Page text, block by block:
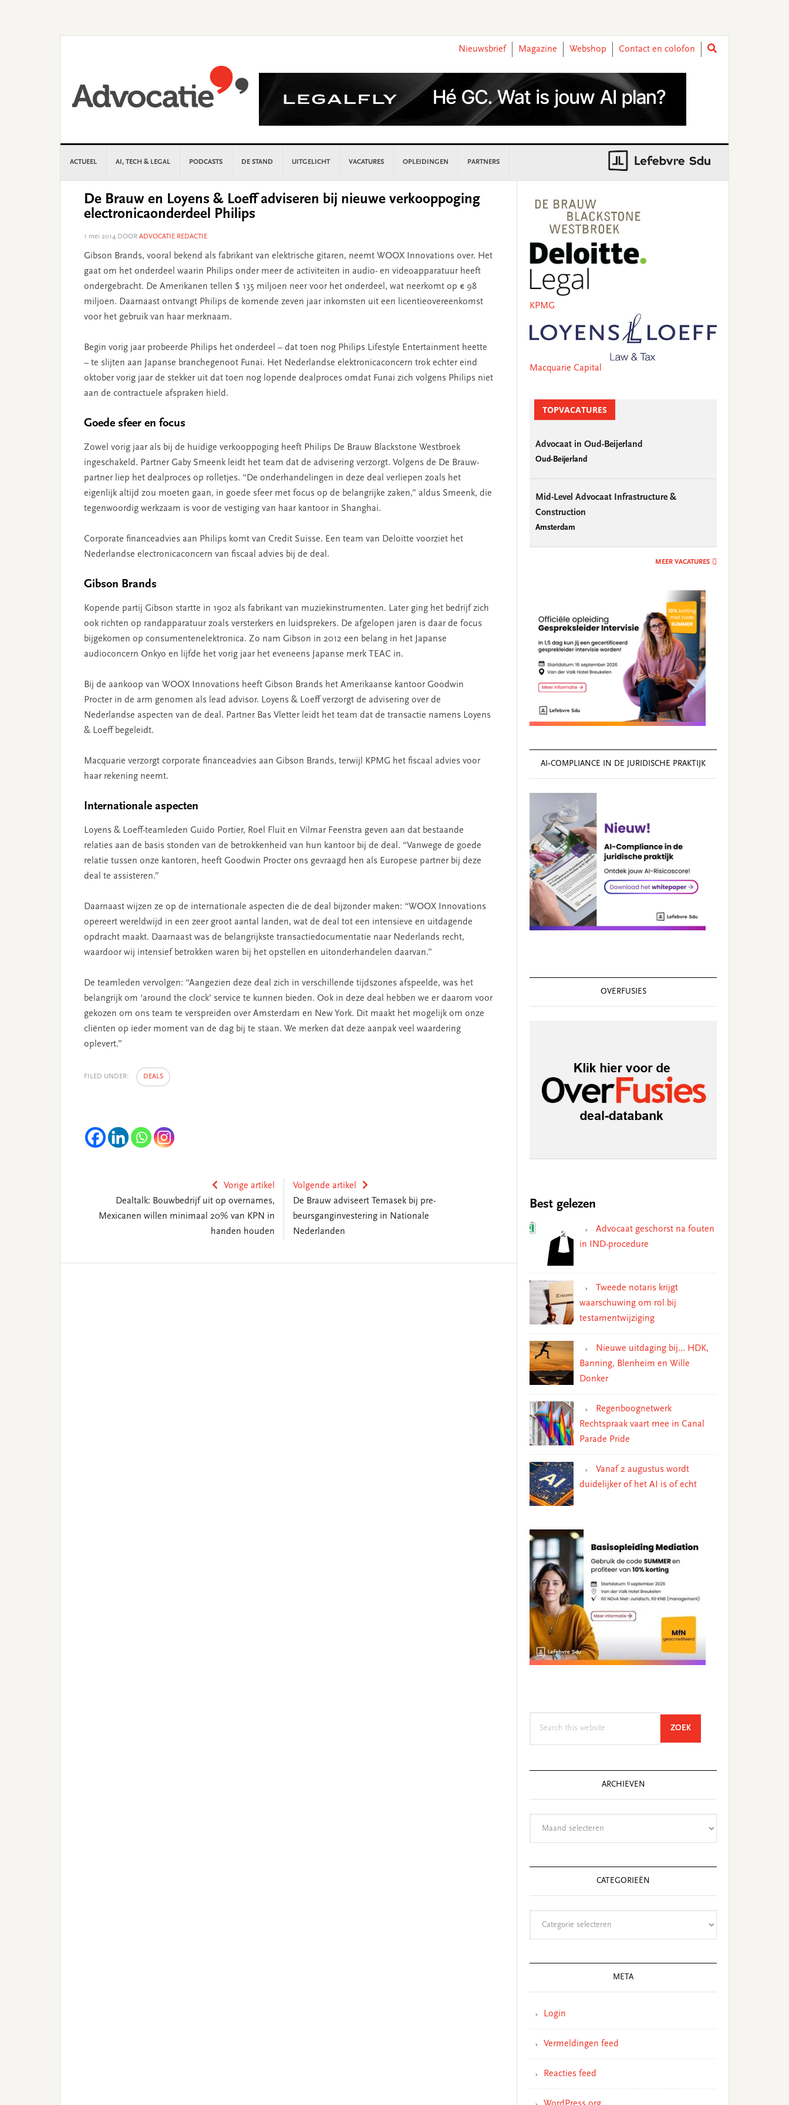
Nieuwsbrief
Magazine Webshop Contact en colofon
ACTUEEL AI, TECH & LEGAL PODCASTS DE STAND UITGELICHT VACATURES OPLEIDINGEN PARTNERS
De Brauw en Loyens & Loeff adviseren bij nieuwe verkooppoging
electronicaonderdeel Philips
1 mei 2014 DOOR ADVOCATIE REDACTIE
Gibson Brands, vooral bekend als fabrikant van elektrische gitaren, neemt WOOX Innovations over. Het
gaat om het onderdeel waarin Philips onder meer de activiteiten in audio- en videoapparatuur heeft
ondergebracht. De Amerikanen tellen $ 135 miljoen neer voor het onderdeel, wat neerkomt op € 98
miljoen. Daarnaast ontvangt Philips de komende zeven jaar inkomsten uit een licentieovereenkomst
voor het gebruik van haar merknaam.
Begin vorig jaar probeerde Philips het onderdeel – dat toen nog Philips Lifestyle Entertainment heette
– te slijten aan Japanse branchegenoot Funai. Het Nederlandse elektronicaconcern trok echter eind
oktober vorig jaar de stekker uit dat toen nog lopende dealproces omdat Funai zich volgens Philips niet
aan de contractuele afspraken hield.
Goede sfeer en focus
Zowel vorig jaar als bij de huidige verkooppoging heeft Philips De Brauw Blackstone Westbroek
ingeschakeld. Partner Gaby Smeenk leidt het team dat de advisering verzorgt. Volgens de De Brauw-
partner liep het dealproces op rolletjes. “De onderhandelingen in deze deal verliepen zoals het
eigenlijk altijd zou moeten gaan, in goede sfeer met focus op de belangrijke zaken,” aldus Smeenk, die
tegenwoordig werkzaam is voor de vestiging van haar kantoor in Shanghai.
Corporate financeadvies aan Philips komt van Credit Suisse. Een team van Deloitte voorziet het
Nederlandse electronicaconcern van fiscaal advies bij de deal.
Gibson Brands
Kopende partij Gibson startte in 1902 als fabrikant van muziekinstrumenten. Later ging het bedrijf zich
ook richten op randapparatuur zoals versterkers en luidsprekers. De afgelopen jaren is daar de focus
bijgekomen op consumentenelektronica. Zo nam Gibson in 2012 een belang in het Japanse
audioconcern Onkyo en lijfde het vorig jaar het eveneens Japanse merk TEAC in.
Bij de aankoop van WOOX Innovations heeft Gibson Brands het Amerikaanse kantoor Goodwin
Procter in de arm genomen als lead advisor. Loyens & Loeff verzorgt de advisering over de
Nederlandse aspecten van de deal. Partner Bas Vletter leidt het team dat de transactie namens Loyens
& Loeff begeleidt.
Macquarie verzorgt corporate financeadvies aan Gibson Brands, terwijl KPMG het fiscaal advies voor
haar rekening neemt.
Internationale aspecten
Loyens & Loeff-teamleden Guido Portier, Roel Fluit en Vilmar Feenstra geven aan dat bestaande
relaties aan de basis stonden van de betrokkenheid van hun kantoor bij de deal. “Vanwege de goede
relatie tussen onze kantoren, heeft Goodwin Procter ons gevraagd hen als Europese partner bij deze
deal te assisteren.”
Daarnaast wijzen ze op de internationale aspecten die de deal bijzonder maken: “WOOX Innovations
opereert wereldwijd in een zeer groot aantal landen, wat de deal tot een intensieve en uitdagende
opdracht maakt. Daarnaast was de belangrijkste transactiedocumentatie naar Nederlands recht,
waardoor wij intensief betrokken waren bij het opstellen en uitonderhandelen daarvan.”
De teamleden vervolgen: “Aangezien deze deal zich in verschillende tijdszones afspeelde, was het
belangrijk om ‘around the clock’ service te kunnen bieden. Ook in deze deal hebben we er daarom voor
gekozen om ons team te verspreiden over Amsterdam en New York. Dit maakt het mogelijk om onze
cliënten op ieder moment van de dag bij te staan. We merken dat deze aanpak veel waardering
oplevert.”
FILED UNDER: DEALS
Vorige artikel
Dealtalk: Bouwbedrijf uit op overnames,
Mexicanen willen minimaal 20% van KPN in
handen houden
Volgende artikel
De Brauw adviseert Temasek bij pre-
beursganginvestering in Nationale
Nederlanden
Sidebar
KPMG
Macquarie Capital
TOPVACATURES
Advocaat in Oud-Beijerland
Oud-Beijerland
Mid-Level Advocaat Infrastructure &
Construction
Amsterdam
MEER VACATURES
AI‑COMPLIANCE IN DE JURIDISCHE PRAKTIJK
OVERFUSIES
Best gelezen
Advocaat geschorst na fouten
in IND-procedure
Tweede notaris krijgt
waarschuwing om rol bij
testamentwijziging
Nieuwe uitdaging bij… HDK,
Banning, Blenheim en Wille
Donker
Regenboognetwerk
Rechtspraak vaart mee in Canal
Parade Pride
Vanaf 2 augustus wordt
duidelijker of het AI is of echt
ZOEKSEARCH
ARCHIEVEN
CATEGORIEËN
META
Login
Vermeldingen feed
Reacties feed